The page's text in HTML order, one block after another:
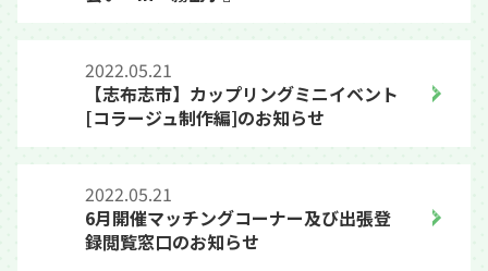
2022.05.21
【志布志市】カップリングミニイベント
[コラージュ制作編]のお知らせ
2022.05.21
6月開催マッチングコーナー及び出張登
録閲覧窓口のお知らせ